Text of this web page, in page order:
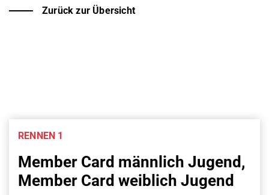
Zurück zur Übersicht
RENNEN 1
Member Card männlich Jugend,
Member Card weiblich Jugend